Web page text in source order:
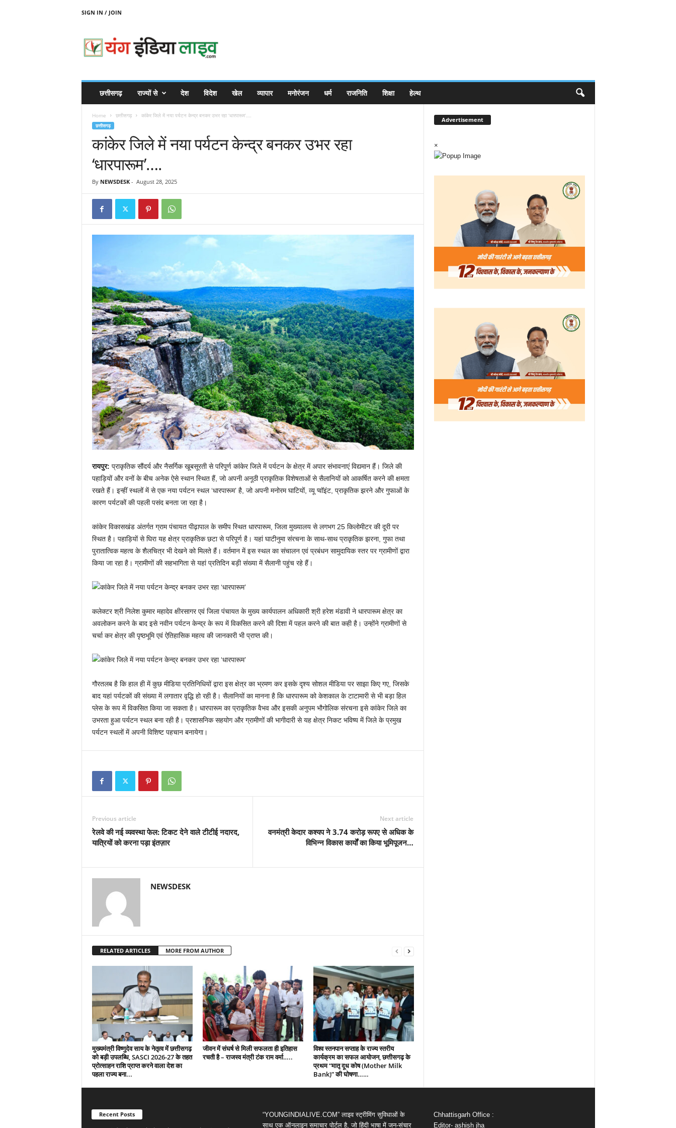
SIGN IN / JOIN
N
छत्तीसगढ़ राज्यों से देश विदेश खेल व्यापार मनोरंजन धर्म राजनिति शिक्षा हेल्थ
Home छत्तीसगढ़ कांकेर जिले में नया पर्यटन केन्द्र बनकर उभर रहा ‘धारपारूम’….
छत्तीसगढ़
कांकेर जिले में नया पर्यटन केन्द्र बनकर उभर रहा
‘धारपारूम’….
By NEWSDESK- August 28, 2025
रायपुर: प्राकृतिक सौंदर्य और नैसर्गिक खूबसूरती से परिपूर्ण कांकेर जिले में पर्यटन के क्षेत्र में अपार संभावनाएं विद्यमान हैं। जिले की
पहाड़ियों और वनों के बीच अनेक ऐसे स्थान स्थित हैं, जो अपनी अनूठी प्राकृतिक विशेषताओं से सैलानियों को आकर्षित करने की क्षमता
रखते हैं। इन्हीं स्थलों में से एक नया पर्यटन स्थल ‘धारपारूम’ है, जो अपनी मनोरम घाटियों, व्यू प्वॉइंट, प्राकृतिक झरने और गुफाओं के
कारण पर्यटकों की पहली पसंद बनता जा रहा है।
कांकेर विकासखंड अंतर्गत ग्राम पंचायत पीढ़ापाल के समीप स्थित धारपारूम, जिला मुख्यालय से लगभग 25 किलोमीटर की दूरी पर
स्थित है। पहाड़ियों से घिरा यह क्षेत्र प्राकृतिक छटा से परिपूर्ण है। यहां घाटीनुमा संरचना के साथ-साथ प्राकृतिक झरना, गुफा तथा
पुरातात्विक महत्व के शैलचित्र भी देखने को मिलते हैं। वर्तमान में इस स्थल का संचालन एवं प्रबंधन सामुदायिक स्तर पर ग्रामीणों द्वारा
किया जा रहा है। ग्रामीणों की सहभागिता से यहां प्रतिदिन बड़ी संख्या में सैलानी पहुंच रहे हैं।
कलेक्टर श्री निलेश कुमार महादेव क्षीरसागर एवं जिला पंचायत के मुख्य कार्यपालन अधिकारी श्री हरेश मंडावी ने धारपारूम क्षेत्र का
अवलोकन करने के बाद इसे नवीन पर्यटन केन्द्र के रूप में विकसित करने की दिशा में पहल करने की बात कही है। उन्होंने ग्रामीणों से
चर्चा कर क्षेत्र की पृष्ठभूमि एवं ऐतिहासिक महत्व की जानकारी भी प्राप्त की।
गौरतलब है कि हाल ही में कुछ मीडिया प्रतिनिधियों द्वारा इस क्षेत्र का भ्रमण कर इसके दृश्य सोशल मीडिया पर साझा किए गए, जिसके
बाद यहां पर्यटकों की संख्या में लगातार वृद्धि हो रही है। सैलानियों का मानना है कि धारपारूम को केशकाल के टाटामारी से भी बड़ा हिल
प्लेस के रूप में विकसित किया जा सकता है। धारपारूम का प्राकृतिक वैभव और इसकी अनुपम भौगोलिक संरचना इसे कांकेर जिले का
उभरता हुआ पर्यटन स्थल बना रही है। प्रशासनिक सहयोग और ग्रामीणों की भागीदारी से यह क्षेत्र निकट भविष्य में जिले के प्रमुख
पर्यटन स्थलों में अपनी विशिष्ट पहचान बनायेगा।
Previous article
रेलवे की नई व्यवस्था फेल: टिकट देने वाले टीटीई नदारद,
यात्रियों को करना पड़ा इंतज़ार
Next article
वनमंत्री केदार कश्यप ने 3.74 करोड़ रूपए से अधिक के
विभिन्न विकास कार्यों का किया भूमिपूजन…
NEWSDESK
RELATED ARTICLES MORE FROM AUTHOR
मुख्यमंत्री विष्णुदेव साय के नेतृत्व में छत्तीसगढ़
को बड़ी उपलब्धि, SASCI 2026-27 के तहत
प्रोत्साहन राशि प्राप्त करने वाला देश का
पहला राज्य बना...
जीवन में संघर्ष से मिली सफलता ही इतिहास
रचती है – राजस्व मंत्री टंक राम वर्मा…..
विश्व स्तनपान सप्ताह के राज्य स्तरीय
कार्यक्रम का सफल आयोजन, छत्तीसगढ़ के
प्रथम “मातृ दूध कोष (Mother Milk
Bank)” की घोषणा……
Advertisement
×
Recent Posts
“YOUNGINDIALIVE.COM” लाइव स्ट्रीमिंग सुविधाओं के
साथ एक ऑनलाइन समाचार पोर्टल है, जो हिंदी भाषा में जन-संचार
Chhattisgarh Office :
Editor- ashish jha